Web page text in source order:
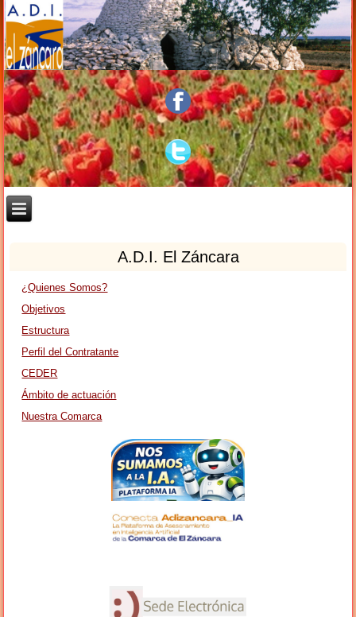
A.D.I. El Záncara
¿Quienes Somos?
Objetivos
Estructura
Perfil del Contratante
CEDER
Ámbito de actuación
Nuestra Comarca